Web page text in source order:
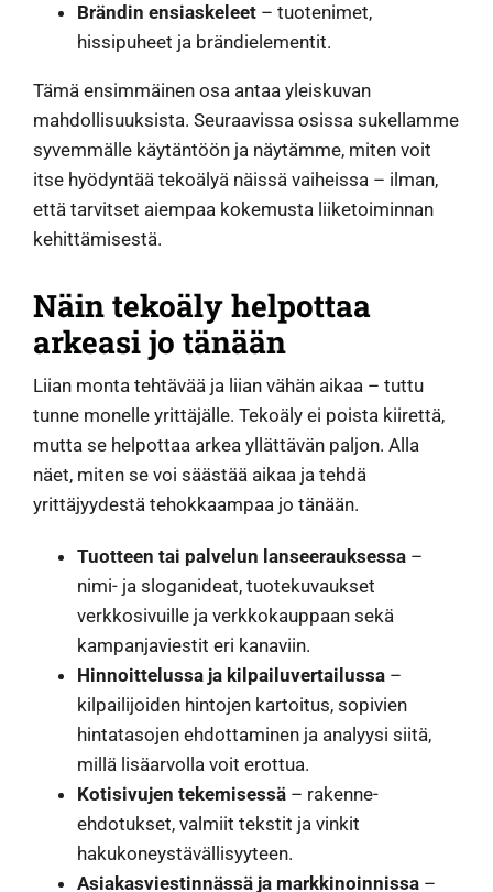
Brändin ensiaskeleet– tuotenimet,
hissipuheet ja brändielementit.
Tämä ensimmäinen osa antaa yleiskuvan
mahdollisuuksista. Seuraavissa osissa sukellamme
syvemmälle käytäntöön ja näytämme, miten voit
itse hyödyntää tekoälyä näissä vaiheissa – ilman,
että tarvitset aiempaa kokemusta liiketoiminnan
kehittämisestä.
Näin tekoäly helpottaa
arkeasi jo tänään
Liian monta tehtävää ja liian vähän aikaa – tuttu
tunne monelle yrittäjälle. Tekoäly ei poista kiirettä,
mutta se helpottaa arkea yllättävän paljon. Alla
näet, miten se voi säästää aikaa ja tehdä
yrittäjyydestä tehokkaampaa jo tänään.
Tuotteen tai palvelun lanseerauksessa–
nimi- ja sloganideat, tuotekuvaukset
verkkosivuille ja verkkokauppaan sekä
kampanjaviestit eri kanaviin.
Hinnoittelussa ja kilpailuvertailussa–
kilpailijoiden hintojen kartoitus, sopivien
hintatasojen ehdottaminen ja analyysi siitä,
millä lisäarvolla voit erottua.
Kotisivujen tekemisessä– rakenne-
ehdotukset, valmiit tekstit ja vinkit
hakukoneystävällisyyteen.
Asiakasviestinnässä ja markkinoinnissa–